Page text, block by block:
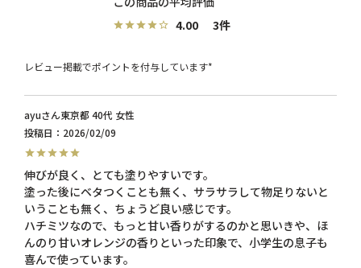
4.00 3
レビュー掲載でポイントを付与しています*
ayu 東京都 40代 女性
投稿日
2026/02/09
伸びが良く、とても塗りやすいです。
塗った後にベタつくことも無く、サラサラして物足りないと
いうことも無く、ちょうど良い感じです。
ハチミツなので、もっと甘い香りがするのかと思いきや、ほ
んのり甘いオレンジの香りといった印象で、小学生の息子も
喜んで使っています。